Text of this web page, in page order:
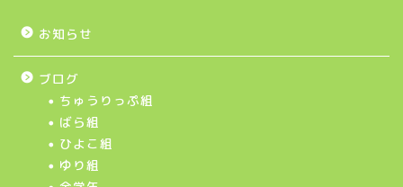
お知らせ
ブログ
ちゅうりっぷ組
ばら組
ひよこ組
ゆり組